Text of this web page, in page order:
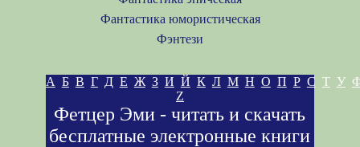
Фантастика юмористическая
Фэнтези
А Б В Г Д Е Ж З И Й К Л М Н О П Р С Т У
Z
Фетцер Эми - читать и скачать
бесплатные электронные книги